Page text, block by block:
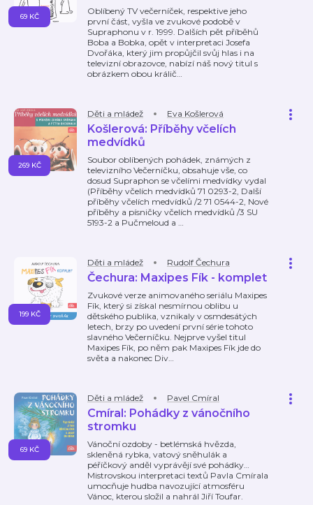
Oblíbený TV večerníček, respektive jeho
první část, vyšla ve zvukové podobě v
Supraphonu v r. 1999. Dalších pět příběhů
Boba a Bobka, opět v interpretaci Josefa
Dvořáka, který jim propůjčil svůj hlas i na
televizní obrazovce, nabízí náš nový titul s
obrázkem obou králič…
69 KČ
Děti a mládež Eva Košlerová
Košlerová: Příběhy včelích
medvídků
Soubor oblíbených pohádek, známých z
televizního Večerníčku, obsahuje vše, co
dosud Supraphon se včelími medvídky vydal
(Příběhy včelích medvídků 71 0293-2, Další
příběhy včelích medvídků /2 71 0544-2, Nové
příběhy a písničky včelích medvídků /3 SU
5193-2 a Pučmeloud a …
269 KČ
Děti a mládež Rudolf Čechura
Čechura: Maxipes Fík - komplet
Zvukové verze animovaného seriálu Maxipes
Fík, který si získal nesmírnou oblibu u
dětského publika, vznikaly v osmdesátých
letech, brzy po uvedení první série tohoto
slavného Večerníčku. Nejprve vyšel titul
Maxipes Fík, po něm pak Maxipes Fík jde do
světa a nakonec Div…
199 KČ
Děti a mládež Pavel Cmíral
Cmíral: Pohádky z vánočního
stromku
Vánoční ozdoby - betlémská hvězda,
skleněná rybka, vatový sněhulák a
péříčkový anděl vyprávějí své pohádky…
Mistrovskou interpretaci textů Pavla Cmírala
umocňuje hudba navozující atmosféru
Vánoc, kterou složil a nahrál Jiří Toufar.
69 KČ